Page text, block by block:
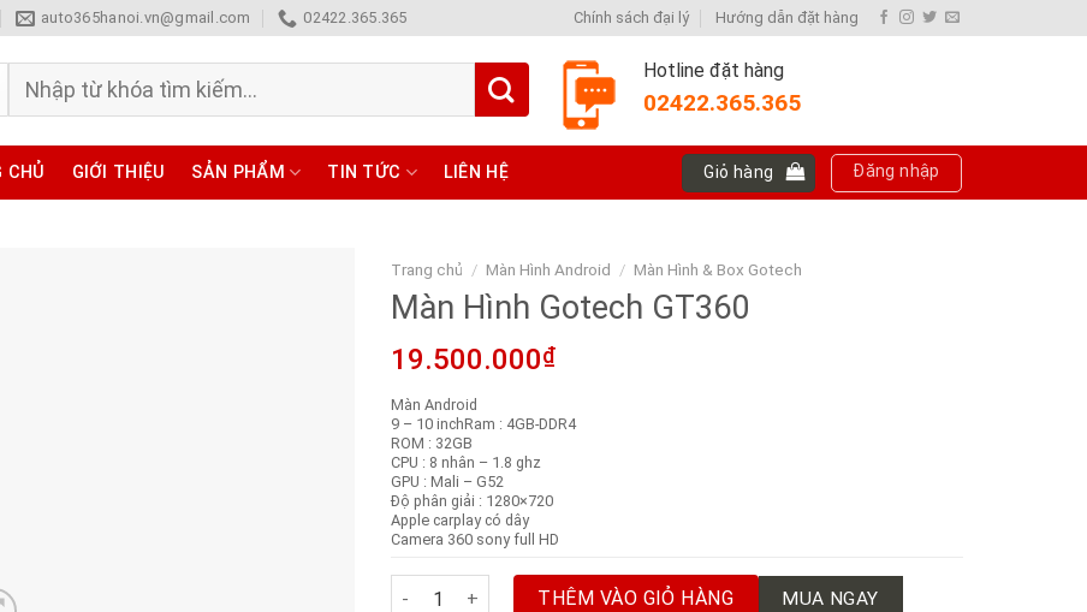
auto365hanoi.vn@gmail.com 02422.365.365 Chính sách đại lý Hướng dẫn đặt hàng
Tìm
Hotline đặt hàng
02422.365.365
CHỦ GIỚI THIỆU SẢN PHẨM TIN TỨC LIÊN HỆ Giỏ hàng Đăng nhập
Trang chủ / Màn Hình Android / Màn Hình & Box Gotech
Màn Hình Gotech GT360
19.500.000₫
Màn Android
9 – 10 inchRam : 4GB-DDR4
ROM : 32GB
CPU : 8 nhân – 1.8 ghz
GPU : Mali – G52
Độ phân giải : 1280×720
Apple carplay có dây
Camera 360 sony full HD
Màn Hình Gotech GT360 số lượng
THÊM VÀO GIỎ HÀNG MUA NGAY